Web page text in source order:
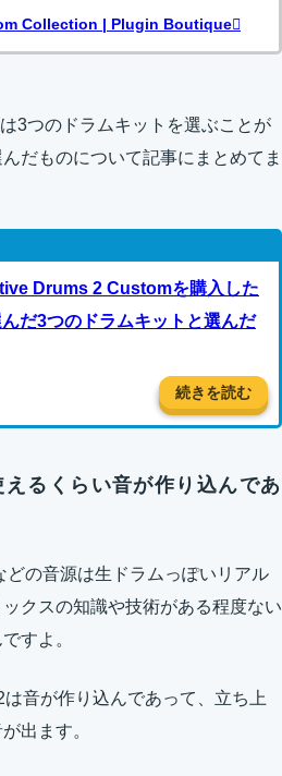
Collection | Plugin Boutique
3つのドラムキットを選ぶことが
だものについて記事にまとめてま
Drums 2 Customを購入した
んだ3つのドラムキットと選んだ
続きを読む
るくらい音が作り込んであ
どの音源は生ドラムっぽいリアル
クスの知識や技術がある程度ない
すよ。
音が作り込んであって、立ち上
出ます。